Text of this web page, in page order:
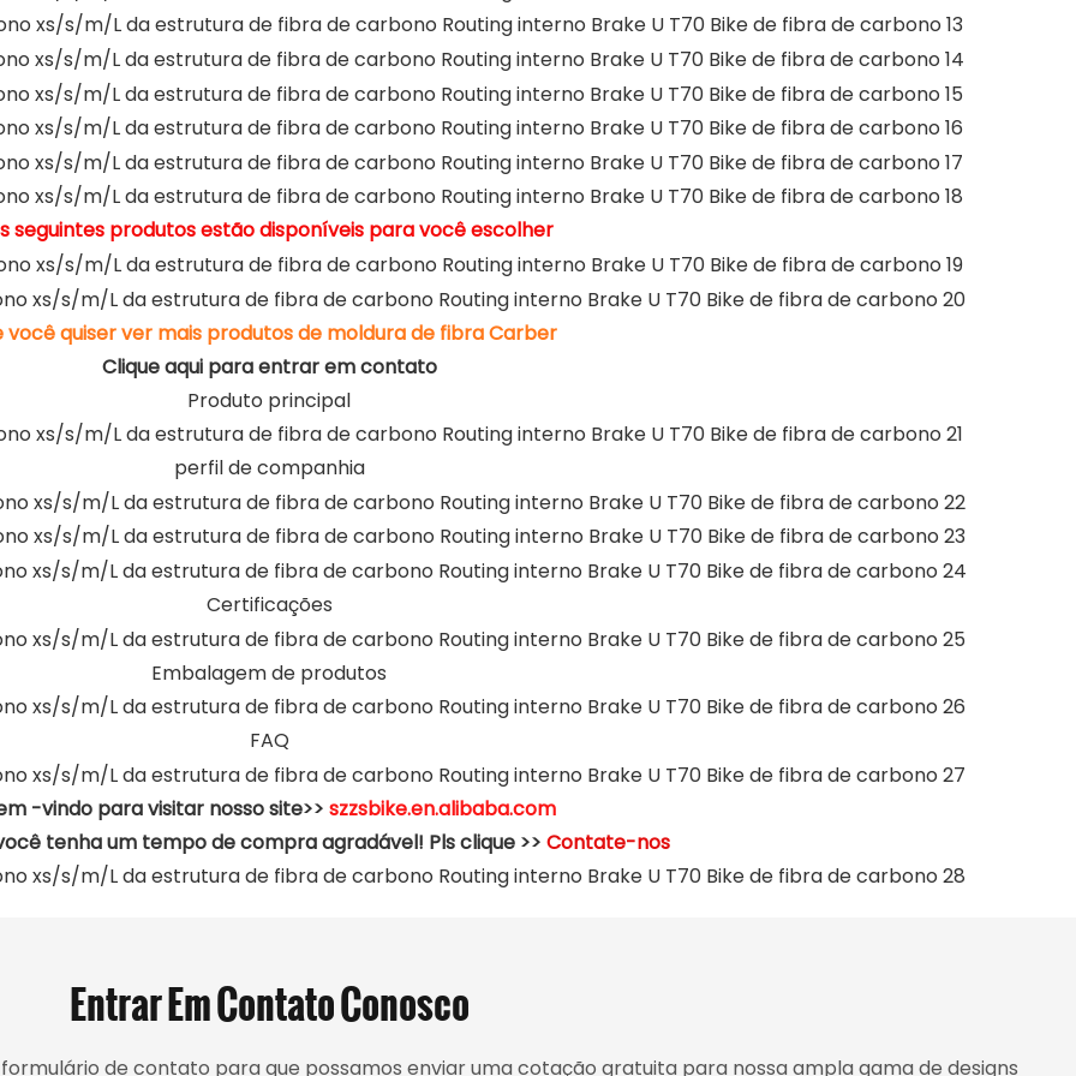
seguintes produtos estão disponíveis para você escolher
você quiser ver mais produtos de moldura de fibra Carber
Clique aqui para entrar em contato
Produto principal
perfil de companhia
Certificações
Embalagem de produtos
FAQ
-vindo para visitar nosso site>> szzsbike.en.alibaba.com
tenha um tempo de compra agradável! Pls clique >> Contate-nos
Entrar Em Contato Conosco
de contato para que possamos enviar uma cotação gratuita para nossa ampla gama de designs